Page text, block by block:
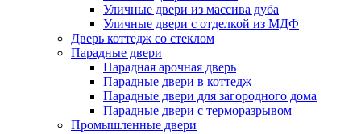
Уличные двери из массива дуба
Уличные двери с отделкой из МДФ
Дверь коттедж со стеклом
Парадные двери
Парадная арочная дверь
Парадные двери в коттедж
Парадные двери для загородного дома
Парадные двери с терморазрывом
Промышленные двери